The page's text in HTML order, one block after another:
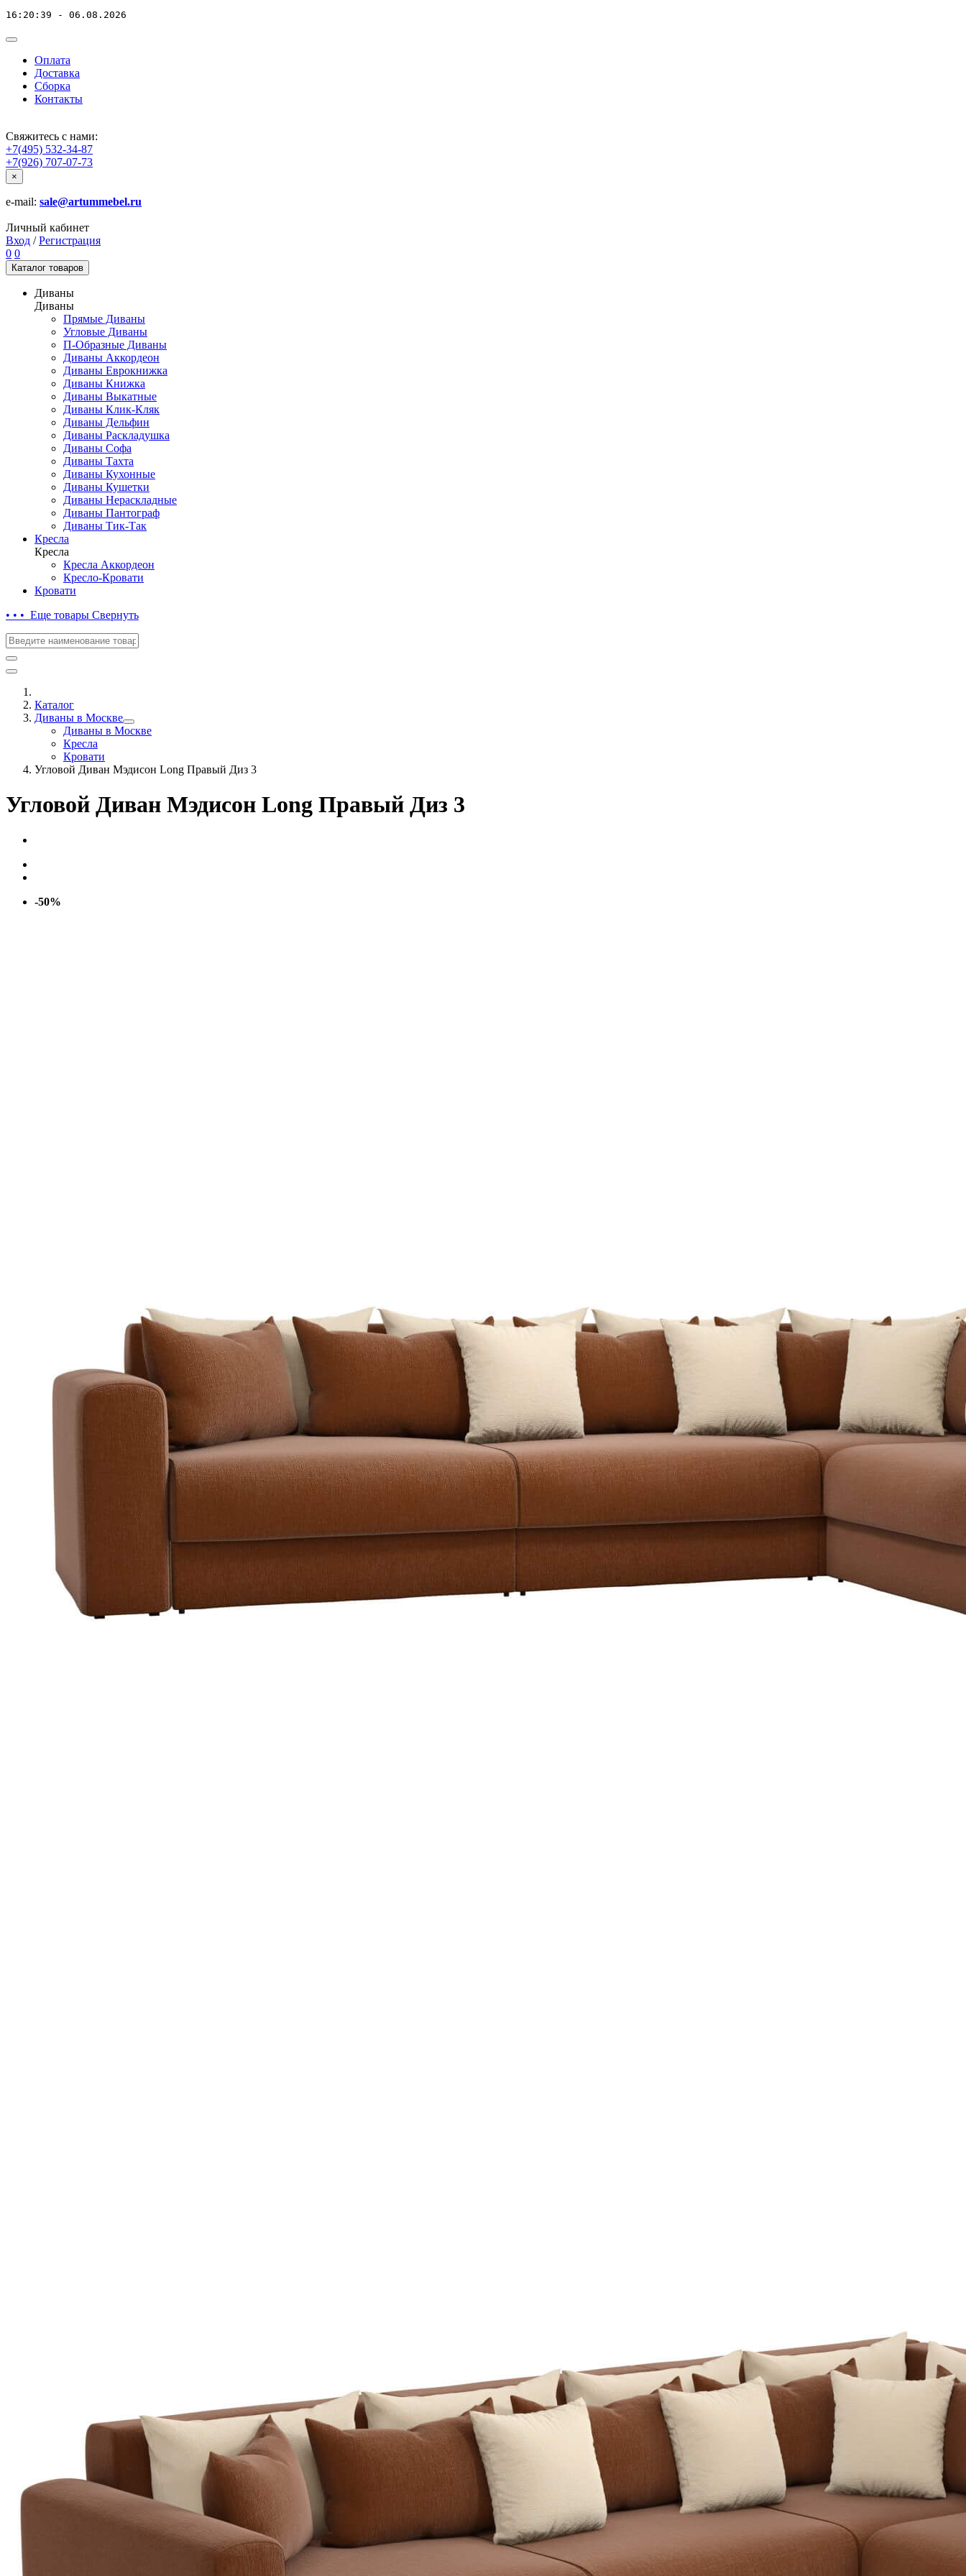
16:20:39 - 06.08.2026
Оплата
Доставка
Сборка
Контакты
Свяжитесь с нами:
+7(495) 532-34-87
+7(926) 707-07-73
×
e-mail: sale@artummebel.ru
Личный кабинет
Вход / Регистрация
0 0
Каталог товаров
Диваны
Диваны
Прямые Диваны
Угловые Диваны
П-Образные Диваны
Диваны Аккордеон
Диваны Еврокнижка
Диваны Книжка
Диваны Выкатные
Диваны Клик-Кляк
Диваны Дельфин
Диваны Раскладушка
Диваны Софа
Диваны Тахта
Диваны Кухонные
Диваны Кушетки
Диваны Нераскладные
Диваны Пантограф
Диваны Тик-Так
Кресла
Кресла
Кресла Аккордеон
Кресло-Кровати
Кровати
• • • Еще товары Свернуть
Каталог
Диваны в Москве
Диваны в Москве
Кресла
Кровати
Угловой Диван Мэдисон Long Правый Диз 3
Угловой Диван Мэдисон Long Правый Диз 3
-50%